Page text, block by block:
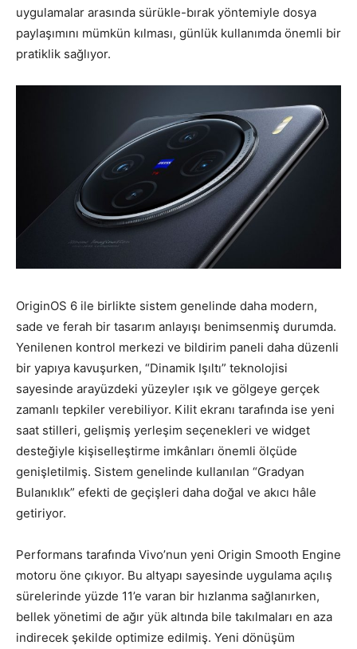
uygulamalar arasında sürükle-bırak yöntemiyle dosya
paylaşımını mümkün kılması, günlük kullanımda önemli bir
pratiklik sağlıyor.
OriginOS 6 ile birlikte sistem genelinde daha modern,
sade ve ferah bir tasarım anlayışı benimsenmiş durumda.
Yenilenen kontrol merkezi ve bildirim paneli daha düzenli
bir yapıya kavuşurken, “Dinamik Işıltı” teknolojisi
sayesinde arayüzdeki yüzeyler ışık ve gölgeye gerçek
zamanlı tepkiler verebiliyor. Kilit ekranı tarafında ise yeni
saat stilleri, gelişmiş yerleşim seçenekleri ve widget
desteğiyle kişiselleştirme imkânları önemli ölçüde
genişletilmiş. Sistem genelinde kullanılan “Gradyan
Bulanıklık” efekti de geçişleri daha doğal ve akıcı hâle
getiriyor.
Performans tarafında Vivo’nun yeni Origin Smooth Engine
motoru öne çıkıyor. Bu altyapı sayesinde uygulama açılış
sürelerinde yüzde 11’e varan bir hızlanma sağlanırken,
bellek yönetimi de ağır yük altında bile takılmaları en aza
indirecek şekilde optimize edilmiş. Yeni dönüşüm